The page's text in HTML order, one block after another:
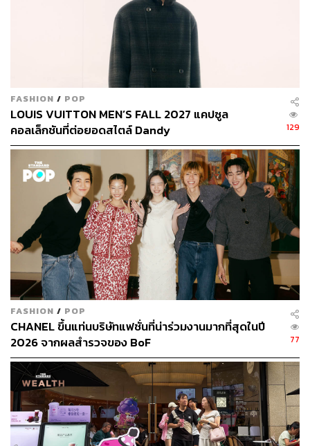
FASHION / POP
LOUIS VUITTON MEN’S FALL 2027 แคปซูล
คอลเล็กชันที่ต่อยอดสไตล์ Dandy
129
FASHION / POP
CHANEL ขึ้นแท่นบริษัทแฟชั่นที่น่าร่วมงานมากที่สุดในปี
2026 จากผลสำรวจของ BoF
77